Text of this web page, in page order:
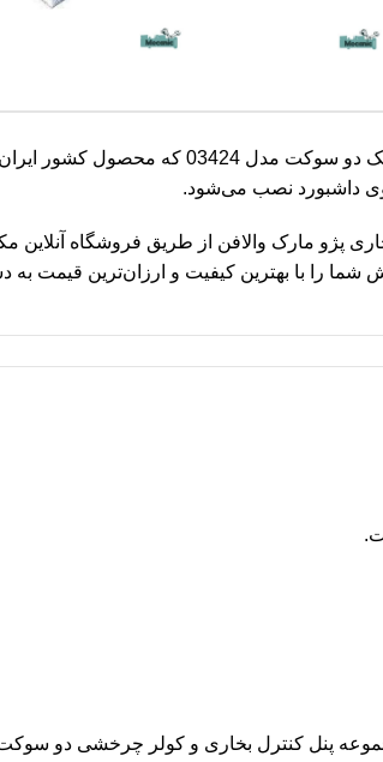
مناسب برای خودرو 405 می‌باشد.
داشبورد نصب می‌شود.
پژو مارک والافن از طریق فروشگاه آنلاین
را با بهترین کیفیت و ارزان‌ترین قیمت به
پنل کنترل بخاری و کولر چرخشی دو سوکت